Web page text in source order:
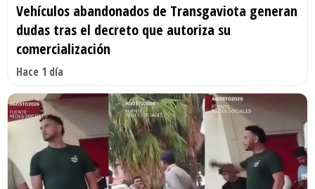
Vehículos abandonados de Transgaviota generan
dudas tras el decreto que autoriza su
comercialización
Hace 1 día